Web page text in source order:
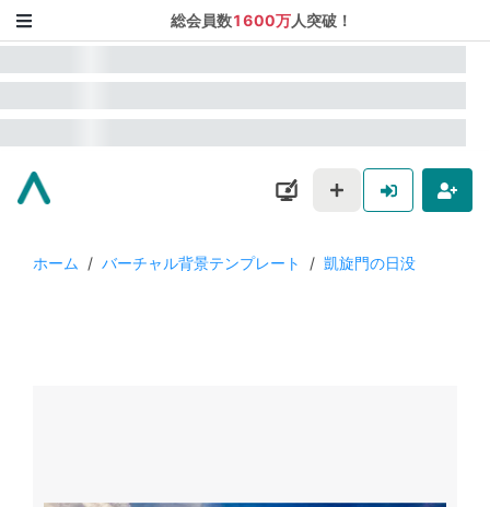
総会員数1600万人突破！
ホーム / バーチャル背景テンプレート / 凱旋門の日没